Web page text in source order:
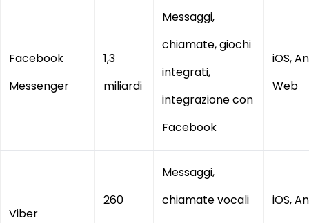
Facebook
Messenger
1,3
miliardi
Messaggi,
chiamate, giochi
integrati,
integrazione con
Facebook
iOS,
Web
Viber
260
Messaggi,
chiamate vocali
iOS,